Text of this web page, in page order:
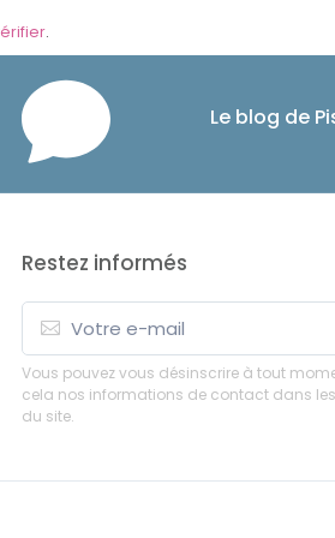
.
Le blog de
Restez informés
Vous pouvez vous désinscrire à tout
cela nos informations de contact dans
du site.